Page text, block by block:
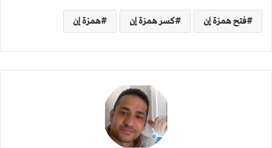
فتح همزة إن كسر همزة إن همزة إن